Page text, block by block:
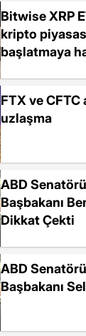
Bitwise XRP
kripto
başlatmaya
FTX ve CFTC
uzlaşma
ABD
Başbakanı
Dikkat Çekti
ABD
Başbakanı